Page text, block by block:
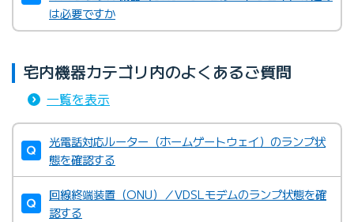
は必要ですか
宅内機器カテゴリ内のよくあるご質問
一覧を表示
光電話対応ルーター（ホームゲートウェイ）のランプ状
態を確認する
回線終端装置（ONU）／VDSLモデムのランプ状態を確
認する